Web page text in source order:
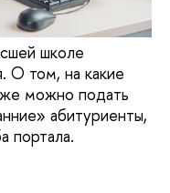
школе
О том, на какие
можно подать
абитуриенты,
портала.